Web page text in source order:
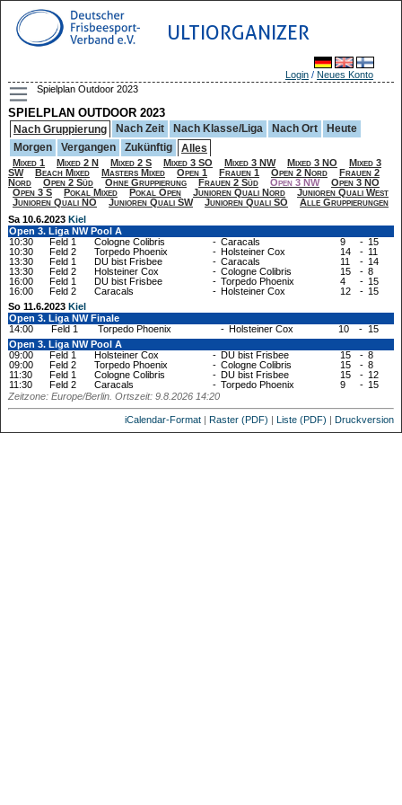
ULTIORGANIZER
Login / Neues Konto
Spielplan Outdoor 2023
SPIELPLAN OUTDOOR 2023
Nach Gruppierung Nach Zeit Nach Klasse/Liga Nach Ort
Heute
Morgen
Vergangen Zukünftig Alles
Mixed 1 Mixed 2 N Mixed 2 S Mixed 3 SO Mixed 3 NW Mixed 3 NO
Mixed 3
SW
Beach Mixed Masters Mixed Open 1 Frauen 1 Open 2 Nord
Frauen 2
Nord
Open 2 Süd Ohne Gruppierung Frauen 2 Süd Open 3 NW
Open 3 NO
Open 3 S
Pokal Mixed Pokal Open Junioren Quali Nord
Junioren Quali West
Junioren Quali NO
Junioren Quali SW Junioren Quali SO
Alle Gruppierungen
Sa 10.6.2023 Kiel
Open 3. Liga NW Pool A
10:30
Feld 1 Cologne Colibris - Caracals 9 - 15
10:30
Feld 2 Torpedo Phoenix - Holsteiner Cox 14 - 11
13:30
Feld 1 DU bist Frisbee - Caracals 11 - 14
13:30
Feld 2 Holsteiner Cox - Cologne Colibris 15 - 8
16:00
Feld 1 DU bist Frisbee - Torpedo Phoenix 4 - 15
16:00
Feld 2 Caracals - Holsteiner Cox 12 - 15
So 11.6.2023 Kiel
Open 3. Liga NW Finale
14:00
Feld 1 Torpedo Phoenix - Holsteiner Cox 10 - 15
Open 3. Liga NW Pool A
09:00
Feld 1 Holsteiner Cox - DU bist Frisbee 15 - 8
09:00
Feld 2 Torpedo Phoenix - Cologne Colibris 15 - 8
11:30
Feld 1 Cologne Colibris - DU bist Frisbee 15 - 12
11:30
Feld 2 Caracals - Torpedo Phoenix 9 - 15
Zeitzone: Europe/Berlin. Ortszeit: 9.8.2026 14:20
iCalendar-Format | Raster (PDF) | Liste (PDF) | Druckversion